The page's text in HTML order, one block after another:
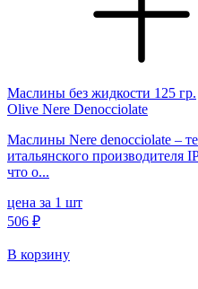
Маслины без жидкости 125 гр.
Olive Nere Denocciolate
Маслины Nere denocciolate –
итальянского производителя
что о...
цена за 1 шт
506 ₽
В корзину